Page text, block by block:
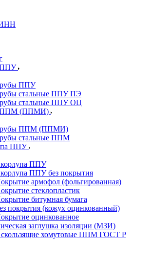
ППУ
ППУ
стальные ППУ ПЭ
стальные ППУ ОЦ
ППМ (ППМИ)
ППМ (ППМИ)
стальные ППМ
ППУ
ППУ
ППУ без покрытия
армофол (фольгированная)
стеклопластик
битумная бумага
покрытия (кожух оцинкованный)
оцинкованное
заглушка изоляции (МЗИ)
хомутовые ППМ ГОСТ Р